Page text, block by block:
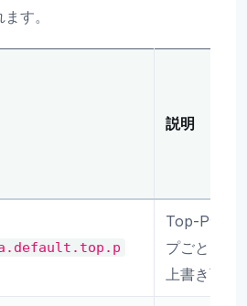
す。
説明
Top-Pサン
プごとに
上書き可能